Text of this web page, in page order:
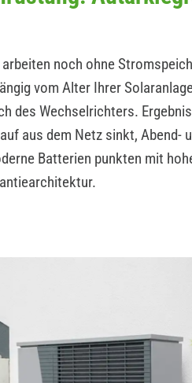
noch ohne
vom Alter Ihrer
des Wechselrichters.
aus dem Netz sinkt, Abend-
Batterien punkten mit